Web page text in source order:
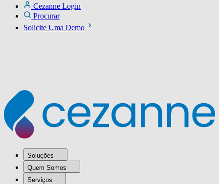
Cezanne Login
Procurar
Solicite Uma Demo
Soluções
Quem Somos
Serviços